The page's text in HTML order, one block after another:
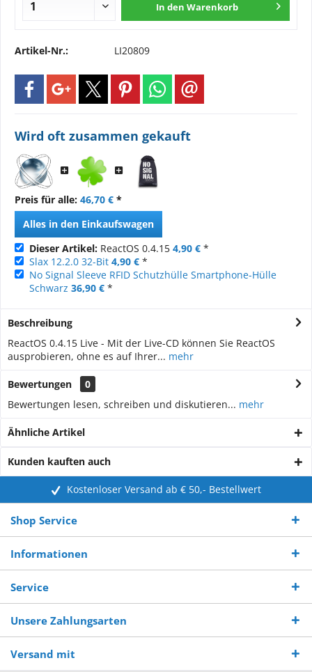
In den Warenkorb
Artikel-Nr.: LI20809
Wird oft zusammen gekauft
Preis für alle: 46,70 € *
Alles in den Einkaufswagen
Dieser Artikel: ReactOS 0.4.15 4,90 € *
Slax 12.2.0 32-Bit 4,90 € *
No Signal Sleeve RFID Schutzhülle Smartphone-Hülle
Schwarz 36,90 € *
Beschreibung
ReactOS 0.4.15 Live - Mit der Live-CD können Sie ReactOS
ausprobieren, ohne es auf Ihrer... mehr
Bewertungen
0
Bewertungen lesen, schreiben und diskutieren... mehr
Ähnliche Artikel
Kunden kauften auch
Kostenloser Versand ab € 50,- Bestellwert
Shop Service
Informationen
Service
Unsere Zahlungsarten
Versand mit